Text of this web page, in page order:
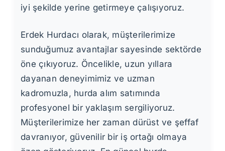
iyi şekilde yerine getirmeye çalışıyoruz.
Erdek Hurdacı olarak, müşterilerimize
sunduğumuz avantajlar sayesinde sektörde
öne çıkıyoruz. Öncelikle, uzun yıllara
dayanan deneyimimiz ve uzman
kadromuzla, hurda alım satımında
profesyonel bir yaklaşım sergiliyoruz.
Müşterilerimize her zaman dürüst ve şeffaf
davranıyor, güvenilir bir iş ortağı olmaya